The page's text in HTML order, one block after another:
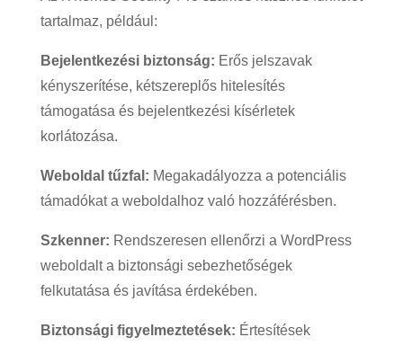
tartalmaz, például:
Bejelentkezési biztonság: Erős jelszavak
kényszerítése, kétszereplős hitelesítés
támogatása és bejelentkezési kísérletek
korlátozása.
Weboldal tűzfal: Megakadályozza a potenciális
támadókat a weboldalhoz való hozzáférésben.
Szkenner: Rendszeresen ellenőrzi a WordPress
weboldalt a biztonsági sebezhetőségek
felkutatása és javítása érdekében.
Biztonsági figyelmeztetések: Értesítések